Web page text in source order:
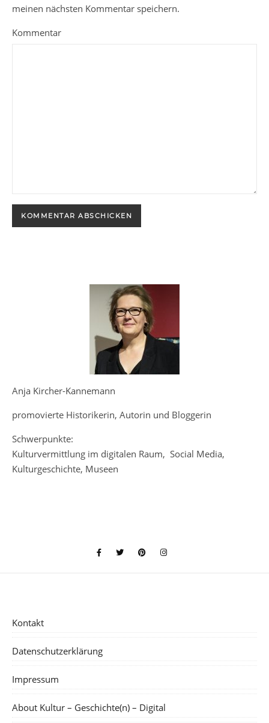
meinen nächsten Kommentar speichern.
Kommentar
Anja Kircher-Kannemann
promovierte Historikerin, Autorin und Bloggerin
Schwerpunkte:
Kulturvermittlung im digitalen Raum, Social Media,
Kulturgeschichte, Museen
Kontakt
Datenschutzerklärung
Impressum
About Kultur – Geschichte(n) – Digital